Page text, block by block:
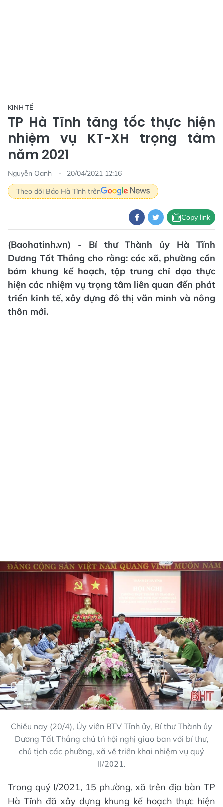
KINH TẾ
TP Hà Tĩnh tăng tốc thực hiện
nhiệm vụ KT-XH trọng tâm
năm 2021
Nguyễn Oanh
20/04/2021 12:16
Theo dõi Báo Hà Tĩnh trên
Copy link
(Baohatinh.vn) - Bí thư Thành ủy Hà Tĩnh
Dương Tất Thắng cho rằng: các xã, phường cần
bám khung kế hoạch, tập trung chỉ đạo thực
hiện các nhiệm vụ trọng tâm liên quan đến phát
triển kinh tế, xây dựng đô thị văn minh và nông
thôn mới.
Chiều nay (20/4), Ủy viên BTV Tỉnh ủy, Bí thư Thành ủy
Dương Tất Thắng chủ trì hội nghị giao ban với bí thư,
chủ tịch các phường, xã về triển khai nhiệm vụ quý
II/2021.
Trong quý I/2021, 15 phường, xã trên địa bàn TP
Hà Tĩnh đã xây dựng khung kế hoạch thực hiện